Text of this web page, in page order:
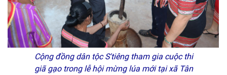
Cộng đồng dân tộc S'tiêng tham gia cuộc thi
giã gạo trong lễ hội mừng lúa mới tại xã Tân